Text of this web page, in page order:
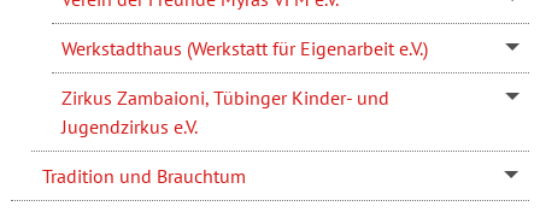
Werkstadthaus (Werkstatt für Eigenarbeit e.V.)
Zirkus Zambaioni, Tübinger Kinder- und
Jugendzirkus e.V.
Tradition und Brauchtum